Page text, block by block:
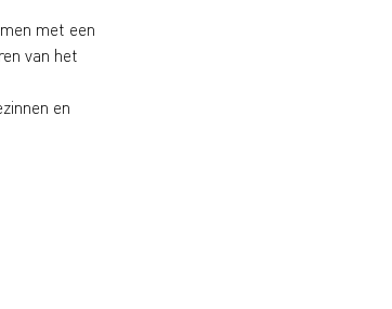
met een
van het
en